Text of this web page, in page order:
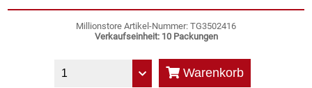
Einwegartikel / Trinkhalme
Millionstore Artikel-Nummer: TG3502416
Verkaufseinheit: 10 Packungen
Warenkorb